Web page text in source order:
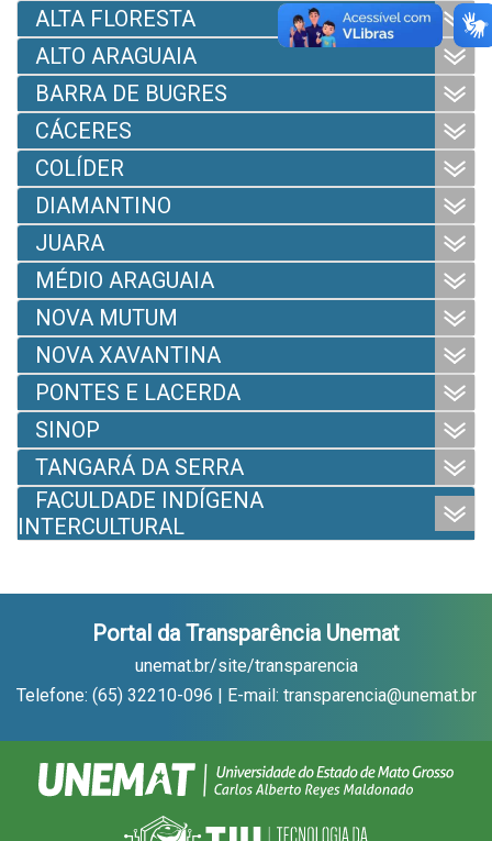
ALTA FLORESTA
ALTO ARAGUAIA
BARRA DE BUGRES
CÁCERES
COLÍDER
DIAMANTINO
JUARA
MÉDIO ARAGUAIA
NOVA MUTUM
NOVA XAVANTINA
PONTES E LACERDA
SINOP
TANGARÁ DA SERRA
FACULDADE INDÍGENA
INTERCULTURAL
Portal da Transparência Unemat
unemat.br/site/transparencia
Telefone: (65) 32210-096 | E-mail: transparencia@unemat.br